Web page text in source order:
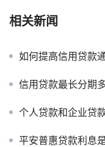
相关新闻
如何提高信用贷款
信用贷款最长分期
个人贷款和企业贷
平安普惠贷款利息